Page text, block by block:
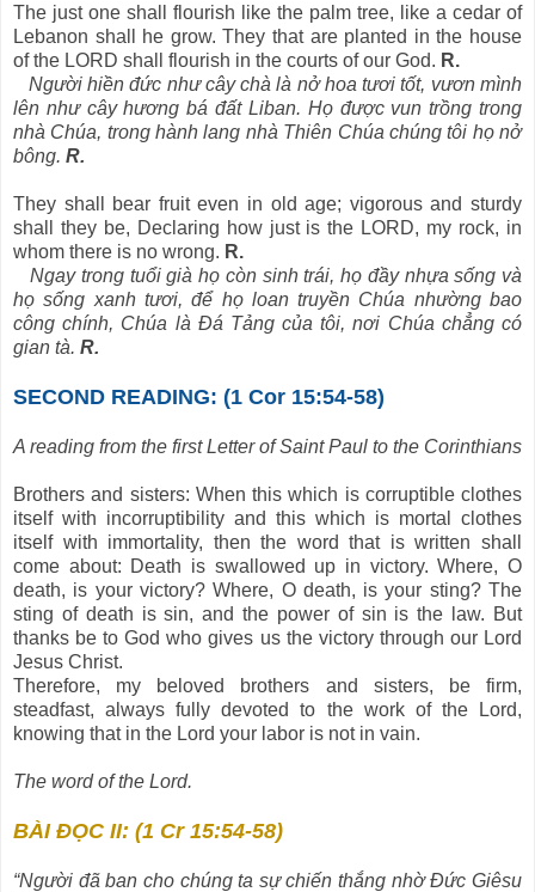
The just one shall flourish like the palm tree, like a cedar of
Lebanon shall he grow. They that are planted in the house
of the LORD shall flourish in the courts of our God. R.
Người hiền đức như cây chà là nở hoa tươi tốt, vươn mình
lên như cây hương bá đất Liban. Họ được vun trồng trong
nhà Chúa, trong hành lang nhà Thiên Chúa chúng tôi họ nở
bông. R.
They shall bear fruit even in old age; vigorous and sturdy
shall they be, Declaring how just is the LORD, my rock, in
whom there is no wrong. R.
Ngay trong tuổi già họ còn sinh trái, họ đầy nhựa sống và
họ sống xanh tươi, để họ loan truyền Chúa nhường bao
công chính, Chúa là Ðá Tảng của tôi, nơi Chúa chẳng có
gian tà. R.
SECOND READING: (1 Cor 15:54-58)
A reading from the first Letter of Saint Paul to the Corinthians
Brothers and sisters: When this which is corruptible clothes
itself with incorruptibility and this which is mortal clothes
itself with immortality, then the word that is written shall
come about: Death is swallowed up in victory. Where, O
death, is your victory? Where, O death, is your sting? The
sting of death is sin, and the power of sin is the law. But
thanks be to God who gives us the victory through our Lord
Jesus Christ.
Therefore, my beloved brothers and sisters, be firm,
steadfast, always fully devoted to the work of the Lord,
knowing that in the Lord your labor is not in vain.
The word of the Lord.
BÀI ĐỌC II: (1 Cr 15:54-58)
“Người đã ban cho chúng ta sự chiến thắng nhờ Ðức Giêsu